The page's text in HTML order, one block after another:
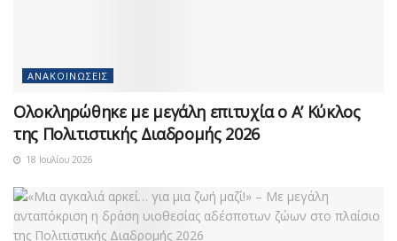
ΑΝΑΚΟΙΝΏΣΕΙΣ
Ολοκληρώθηκε με μεγάλη επιτυχία ο Α’ Κύκλος
της Πολιτιστικής Διαδρομής 2026
18 Ιουλίου 2026